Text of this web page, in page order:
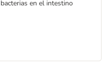
en el intestino